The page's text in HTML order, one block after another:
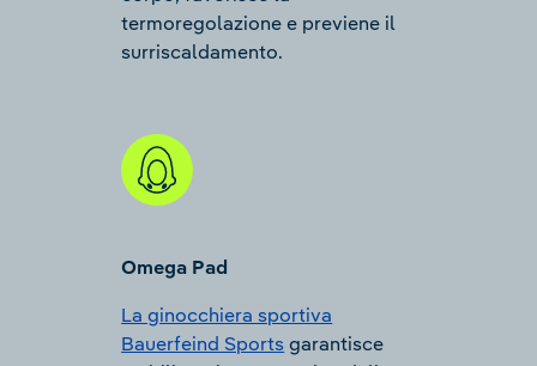
termoregolazione e previene il
surriscaldamento.
Omega Pad
La ginocchiera sportiva
Bauerfeind Sports garantisce